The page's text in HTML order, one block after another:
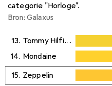
categorie "Horloge".
Bron: Galaxus
13. Tommy Hilfiger
14. Mondaine
15. Zeppelin